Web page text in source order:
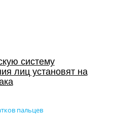
систему
лиц установят на